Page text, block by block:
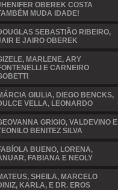
OBEREK COSTA
MUDA IDADE!
SEBASTIÃO RIBEIRO,
E JAIRO OBEREK
MARLENE, ARY
E CARNEIRO
GIULIA, DIEGO BENCKS,
VELLA, LEONARDO
GRIGIO, VALDEVINO E
BENITEZ SILVA
BUENO, LORENA,
FABIANA E NEOLY
SHEILA, MARCELO
KARLA, E DR. EROS